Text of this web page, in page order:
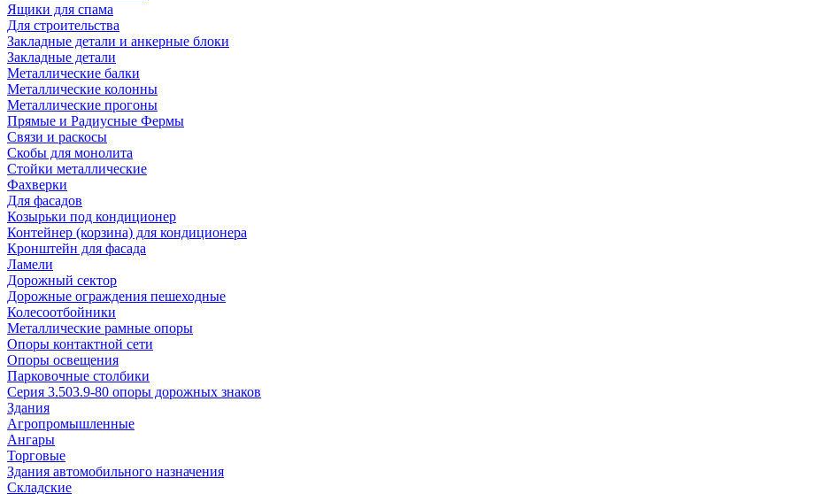
Ящики для спама
Для строительства
Закладные детали и анкерные блоки
Закладные детали
Металлические балки
Металлические колонны
Металлические прогоны
Прямые и Радиусные Фермы
Связи и раскосы
Скобы для монолита
Стойки металлические
Фахверки
Для фасадов
Козырьки под кондиционер
Контейнер (корзина) для кондиционера
Кронштейн для фасада
Ламели
Дорожный сектор
Дорожные ограждения пешеходные
Колесоотбойники
Металлические рамные опоры
Опоры контактной сети
Опоры освещения
Парковочные столбики
Серия 3.503.9-80 опоры дорожных знаков
Здания
Агропромышленные
Ангары
Торговые
Здания автомобильного назначения
Складские